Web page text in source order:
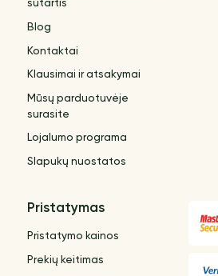
sutartis
Blog
Kontaktai
Klausimai ir atsakymai
Mūsų parduotuvėje
surasite
Lojalumo programa
Slapukų nuostatos
Pristatymas
Pristatymo kainos
Prekių keitimas